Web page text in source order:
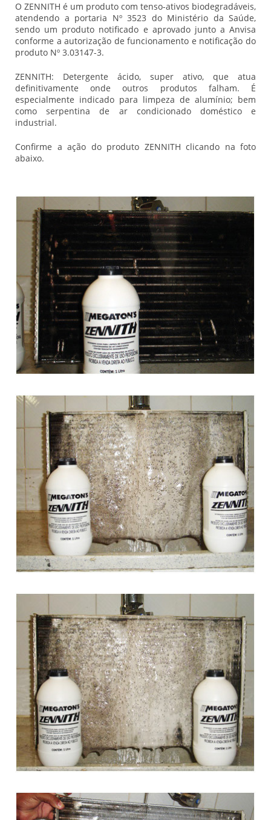
O ZENNITH é um produto com tenso-ativos biodegradáveis,
atendendo a portaria Nº 3523 do Ministério da Saúde,
sendo um produto notificado e aprovado junto a Anvisa
conforme a autorização de funcionamento e notificação do
produto Nº 3.03147-3.
ZENNITH: Detergente ácido, super ativo, que atua
definitivamente onde outros produtos falham. É
especialmente indicado para limpeza de alumínio; bem
como serpentina de ar condicionado doméstico e
industrial.
Confirme a ação do produto ZENNITH clicando na foto
abaixo.